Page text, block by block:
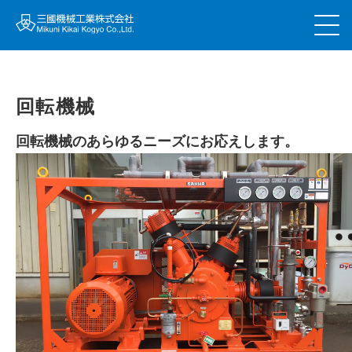
回転機械
回転機械のあらゆるニーズにお応えします。